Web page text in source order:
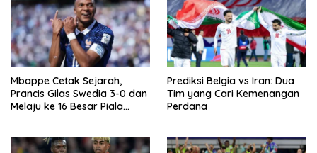
Mbappe Cetak Sejarah,
Prancis Gilas Swedia 3-0 dan
Melaju ke 16 Besar Piala
Prediksi Belgia vs Iran: Dua
Tim yang Cari Kemenangan
Perdana